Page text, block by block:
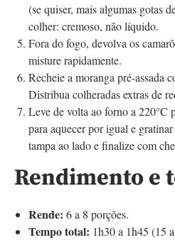
(se quiser, mais algumas gotas
colher: cremoso, não líquido.
Fora do fogo, devolva os
misture rapidamente.
Recheie a moranga pré-assada
Distribua colheradas extras de
Leve de volta ao forno a 220°C
para aquecer por igual e
tampa ao lado e finalize com
Rendimento e
Rende: 6 a 8 porções.
Tempo total: 1h30 a 1h45 (15